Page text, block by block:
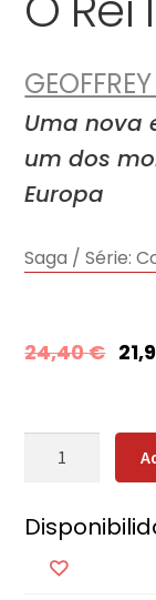
Uma nova
um dos
Europa
Saga / Série:
24,40€
Quantidade
Rei
Imprudente